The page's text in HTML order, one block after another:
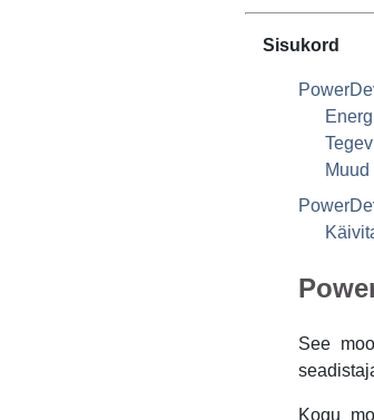
Sisukord
See
Kogu